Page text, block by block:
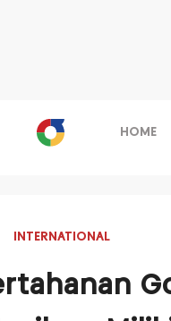
HOME
INTERNATIONAL